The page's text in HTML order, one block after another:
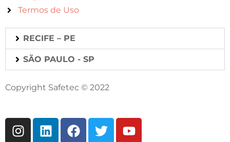
Termos de Uso
RECIFE – PE
SÃO PAULO - SP
Copyright Safetec © 2022